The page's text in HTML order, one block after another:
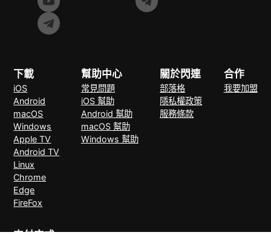
下載
iOS
Android
macOS
Windows
Apple TV
Android TV
Linux
Chrome
Edge
FireFox
幫助中心
常見問題
iOS 幫助
Android 幫助
macOS 幫助
Windows 幫助
關於閃連
部落格
隱私權政策
服務條款
合作
我要加盟